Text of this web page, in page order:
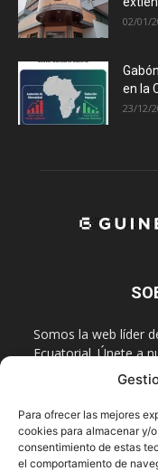
Para ofrecer las mejores
cookies para almacenar y/
consentimiento de estas
el comportamiento de
02/01/
en la
23/12/
Somos la web líder
Ecuatorial. Únete a
digital